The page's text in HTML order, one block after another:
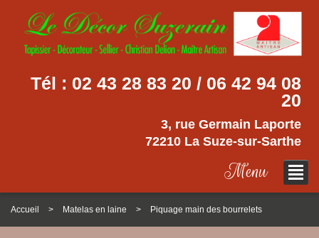
Tél : 02 43 28 83 20 / 06 42 94 08
20
3, rue Germain Laporte
72210 La Suze-sur-Sarthe
Menu
Accueil Matelas en laine Piquage main des bourrelets